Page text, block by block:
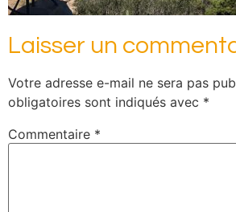
Laisser un
Votre adresse e-mail ne sera pas
obligatoires sont indiqués avec *
Commentaire *